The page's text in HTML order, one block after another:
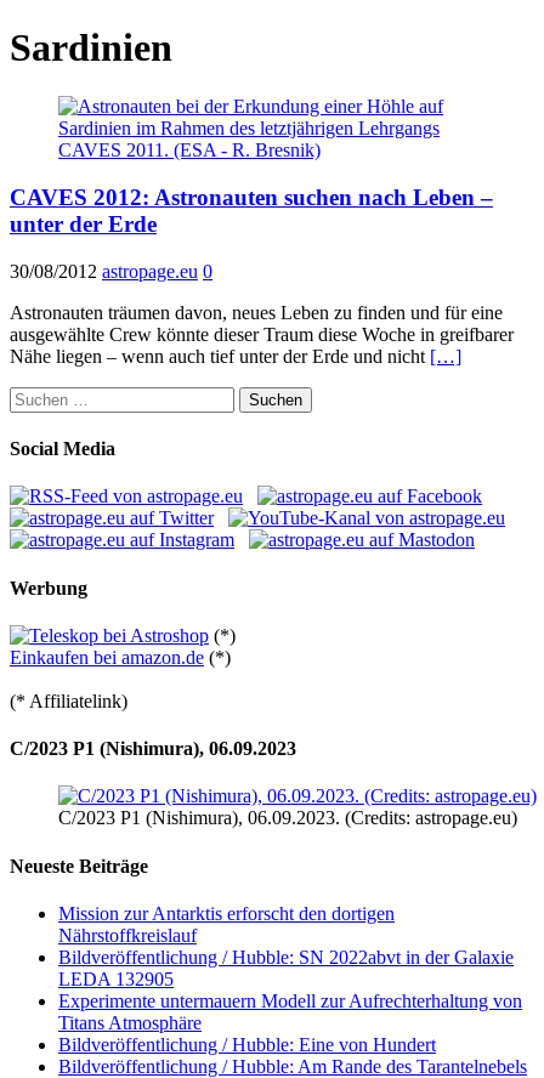
Sardinien
CAVES 2012: Astronauten suchen nach Leben –
unter der Erde
30/08/2012 astropage.eu 0
Astronauten träumen davon, neues Leben zu finden und für eine
ausgewählte Crew könnte dieser Traum diese Woche in greifbarer
Nähe liegen – wenn auch tief unter der Erde und nicht […]
Suchen
nach:
Social Media
Werbung
(*)
Einkaufen bei amazon.de (*)
(* Affiliatelink)
C/2023 P1 (Nishimura), 06.09.2023
C/2023 P1 (Nishimura), 06.09.2023. (Credits: astropage.eu)
Neueste Beiträge
Mission zur Antarktis erforscht den dortigen
Nährstoffkreislauf
Bildveröffentlichung / Hubble: SN 2022abvt in der Galaxie
LEDA 132905
Experimente untermauern Modell zur Aufrechterhaltung von
Titans Atmosphäre
Bildveröffentlichung / Hubble: Eine von Hundert
Bildveröffentlichung / Hubble: Am Rande des Tarantelnebels